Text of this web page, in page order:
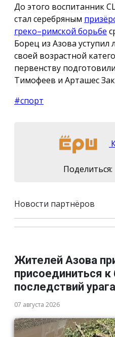
До этого воспитанник
стал серебряным
греко–римской борьбе
Борец из Азова
своей возрастной
первенству
Тимофеев и Арташес
#спорт
Поделиться:
Новости партнёров
Жителей Азова
присоединиться
последствий
07 августа 2026